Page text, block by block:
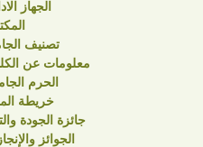
NAVIGATION
الجهاز
تصنيف
معلومات عن
الحرم
خريطة
جائزة الجودة
الجوائز